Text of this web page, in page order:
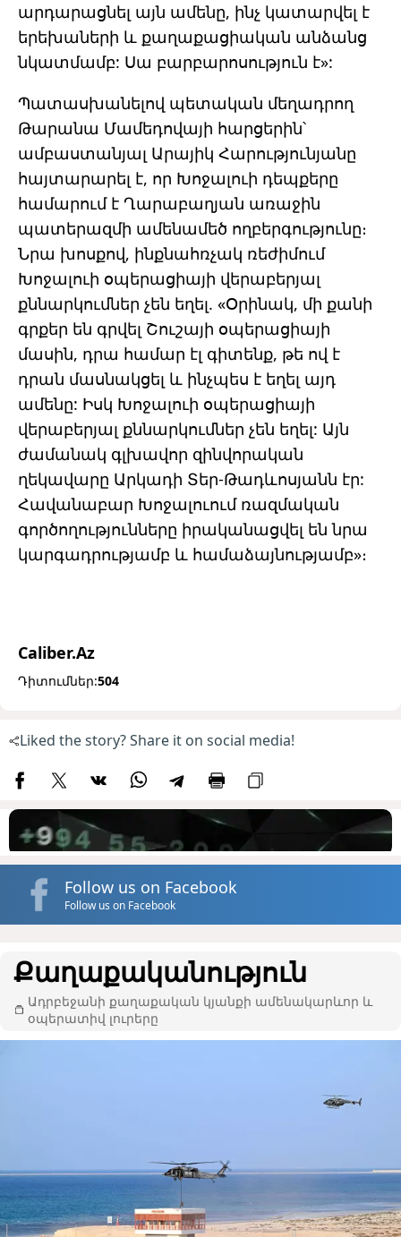
արդարացնել այն ամենը, ինչ կատարվել է
երեխաների և քաղաքացիական անձանց
նկատմամբ: Սա բարբարոսություն է»:
Պատասխանելով պետական մեղադրող
Թարանա Մամեդովայի հարցերին՝
ամբաստանյալ Արայիկ Հարությունյանը
հայտարարել է, որ Խոջալուի դեպքերը
համարում է Ղարաբաղյան առաջին
պատերազմի ամենամեծ ողբերգությունը։
Նրա խոսքով, ինքնահռչակ ռեժիմում
Խոջալուի օպերացիայի վերաբերյալ
քննարկումներ չեն եղել. «Օրինակ, մի քանի
գրքեր են գրվել Շուշայի օպերացիայի
մասին, դրա համար էլ գիտենք, թե ով է
դրան մասնակցել և ինչպես է եղել այդ
ամենը: Իսկ Խոջալուի օպերացիայի
վերաբերյալ քննարկումներ չեն եղել: Այն
ժամանակ գլխավոր զինվորական
ղեկավարը Արկադի Տեր-Թադևոսյանն էր:
Հավանաբար Խոջալուում ռազմական
գործողությունները իրականացվել են նրա
կարգադրությամբ և համաձայնությամբ»։
Caliber.Az
Դիտումներ:504
Liked the story? Share it on social media!
Follow us on Facebook
Follow us on Facebook
Քաղաքականություն
Ադրբեջանի քաղաքական կյանքի ամենակարևոր և
օպերատիվ լուրերը